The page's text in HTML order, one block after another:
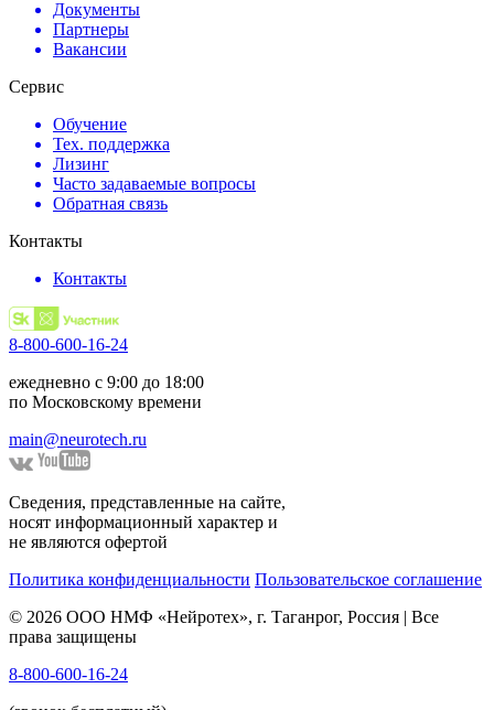
Документы
Партнеры
Вакансии
Сервис
Обучение
Тех. поддержка
Лизинг
Часто задаваемые вопросы
Обратная связь
Контакты
Контакты
8-800-600-16-24
ежедневно с 9:00 до 18:00
по Московскому времени
main@neurotech.ru
Сведения, представленные на сайте,
носят информационный характер и
не являются офертой
Политика конфиденциальности Пользовательское соглашение
© 2026 ООО НМФ «Нейротех», г. Таганрог, Россия | Все
права защищены
8-800-600-16-24